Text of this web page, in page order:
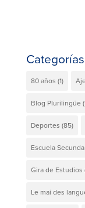
Categorías
80 años (1)
Blog Plurilingüe
Deportes (85)
Escuela
Gira de Estudios
Le mai des